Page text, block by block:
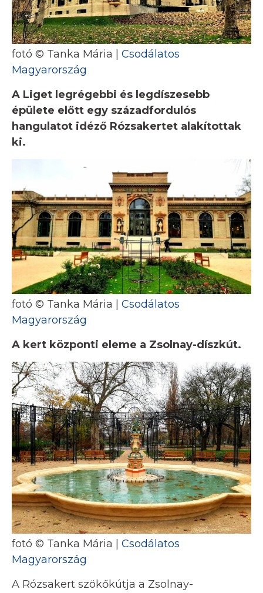
fotó © Tanka Mária | Csodálatos
Magyarország
A Liget legrégebbi és legdíszesebb
épülete előtt egy századfordulós
hangulatot idéző Rózsakertet alakítottak
ki.
fotó © Tanka Mária | Csodálatos
Magyarország
A kert központi eleme a Zsolnay-díszkút.
fotó © Tanka Mária | Csodálatos
Magyarország
A Rózsakert szökőkútja a Zsolnay-